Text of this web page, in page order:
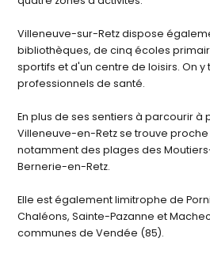
Villeneuve-sur-Retz dispose
bibliothèques, de cinq écoles
sportifs et d'un centre de loisirs. On y
professionnels de santé.
En plus de ses sentiers à parcourir à
Villeneuve-en-Retz se trouve
notamment des plages des
Bernerie-en-Retz.
Elle est également limitrophe de
Chaléons, Sainte-Pazanne et
communes de Vendée (85).